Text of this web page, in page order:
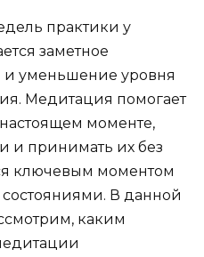
практики у
заметное
и уменьшение уровня
Медитация помогает
моменте,
и принимать их без
ключевым моментом
В данной
каким